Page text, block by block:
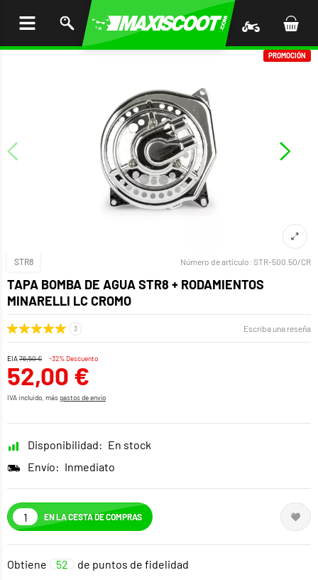
PROMOCIÓN
STR8 Número de artículo: STR-500.50/CR
TAPA BOMBA DE AGUA STR8 + RODAMIENTOS
MINARELLI LC CROMO
Escriba una reseña
EIA76,50 € -32% Descuento
52,00 €
IVA incluido, másgastos de envío
Disponibilidad: En stock
Envío: Inmediato
EN LA CESTA DE COMPRAS
Obtiene 52
de puntos de fidelidad